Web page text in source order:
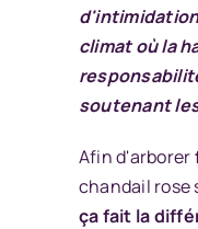
climat où la
soutenant
Afin d'arborer
chandail rose
ça fait la